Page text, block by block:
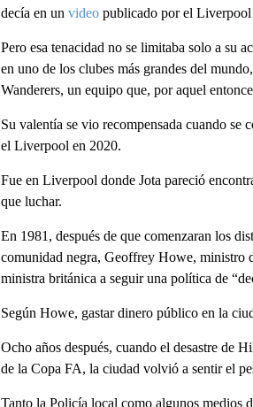
decía en un videopublicado por el Liverpool
Pero esa tenacidad no se limitaba solo a su
en uno de los clubes más grandes del
Wanderers, un equipo que, por aquel
Su valentía se vio recompensada cuando
el Liverpool en 2020.
Fue en Liverpool donde Jota pareció
que luchar.
En 1981, después de que comenzaran los
comunidad negra, Geoffrey Howe, ministro
ministra británica a seguir una política de
Según Howe, gastar dinero público en la
Ocho años después, cuando el desastre de
de la Copa FA, la ciudad volvió a sentir el
Tanto la Policía local como algunos medios